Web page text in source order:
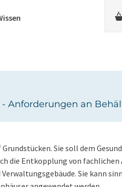
an
Sie soll dem
die Entkopplung von
Sie kann